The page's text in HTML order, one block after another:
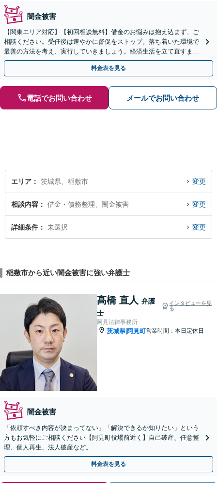
闇金被害
【関東エリア対応】【初回相談無料】借金のお悩みは抱え込まず、ご
相談ください。受任後は速やかに督促をストップ。落ち着いた環境で
最善の方法を考え、実行していきましょう。経済生活を立て直すまで
サポートします。自己破産・個人再生・任意整理の実績多数
料金表を見る
電話でお問い合わせ メールでお問い合わせ
エリア 茨城県、稲敷市 変更
相談内容 借金・債務整理、闇金被害 変更
詳細条件 未選択 変更
稲敷市から近い闇金被害に強い弁護士
髙橋 直人 弁護
士
インタビューを見
る
阿見法律事務所
茨城県|阿見町営業時間：本日定休日
闇金被害
「依頼すべき内容が決まってない」「解決できるか知りたい」という
方もお気軽にご相談ください【阿見町役場前近く】自己破産、任意整
理、個人再生、法人破産など。
料金表を見る